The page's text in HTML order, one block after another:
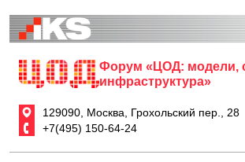
Форум «ЦОД: модели,
инфраструктура»
129090, Москва, Грохольский пер., 28
+7(495) 150-64-24